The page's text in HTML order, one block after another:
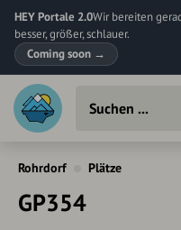
HEY Portale 2.0Wir bereiten
besser, größer, schlauer.
Coming soon →
Rohrdorf Plätze
GP354